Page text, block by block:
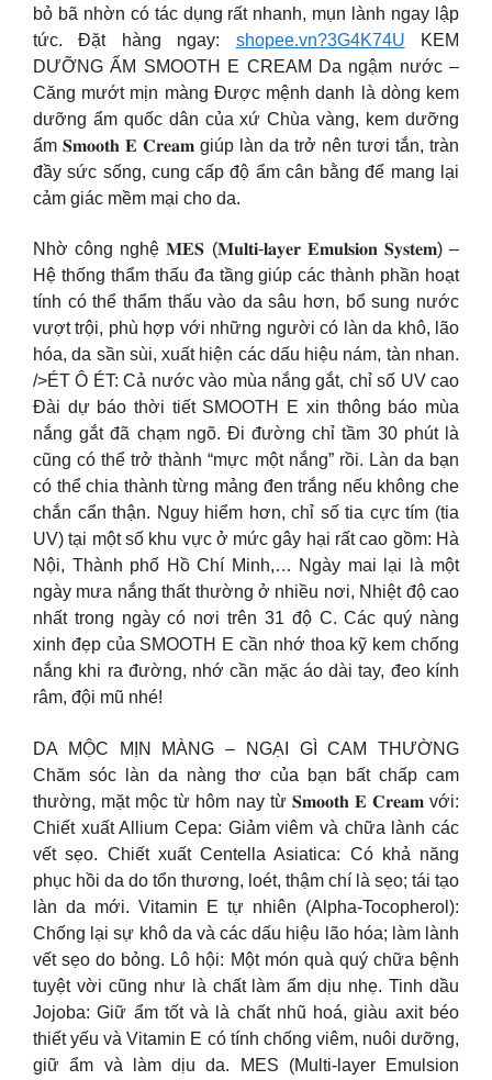
bỏ bã nhờn có tác dụng rất nhanh, mụn lành ngay lập
tức. Đặt hàng ngay: shopee.vn?3G4K74U KEM
DƯỠNG ẨM SMOOTH E CREAM Da ngậm nước –
Căng mướt mịn màng Được mệnh danh là dòng kem
dưỡng ẩm quốc dân của xứ Chùa vàng, kem dưỡng
ẩm 𝐒𝐦𝐨𝐨𝐭𝐡 𝐄 𝐂𝐫𝐞𝐚𝐦 giúp làn da trở nên tươi tắn, tràn
đầy sức sống, cung cấp độ ẩm cân bằng để mang lại
cảm giác mềm mại cho da.
Nhờ công nghệ 𝐌𝐄𝐒 (𝐌𝐮𝐥𝐭𝐢-𝐥𝐚𝐲𝐞𝐫 𝐄𝐦𝐮𝐥𝐬𝐢𝐨𝐧 𝐒𝐲𝐬𝐭𝐞𝐦) –
Hệ thống thẩm thấu đa tầng giúp các thành phần hoạt
tính có thể thẩm thấu vào da sâu hơn, bổ sung nước
vượt trội, phù hợp với những người có làn da khô, lão
hóa, da sần sùi, xuất hiện các dấu hiệu nám, tàn nhan.
/>ÉT Ô ÉT: Cả nước vào mùa nắng gắt, chỉ số UV cao
Đài dự báo thời tiết SMOOTH E xin thông báo mùa
nắng gắt đã chạm ngõ. Đi đường chỉ tầm 30 phút là
cũng có thể trở thành “mực một nắng” rồi. Làn da bạn
có thể chia thành từng mảng đen trắng nếu không che
chắn cẩn thận. Nguy hiểm hơn, chỉ số tia cực tím (tia
UV) tại một số khu vực ở mức gây hại rất cao gồm: Hà
Nội, Thành phố Hồ Chí Minh,… Ngày mai lại là một
ngày mưa nắng thất thường ở nhiều nơi, Nhiệt độ cao
nhất trong ngày có nơi trên 31 độ C. Các quý nàng
xinh đẹp của SMOOTH E cần nhớ thoa kỹ kem chống
nắng khi ra đường, nhớ cần mặc áo dài tay, đeo kính
râm, đội mũ nhé!
DA MỘC MỊN MÀNG – NGẠI GÌ CAM THƯỜNG
Chăm sóc làn da nàng thơ của bạn bất chấp cam
thường, mặt mộc từ hôm nay từ 𝐒𝐦𝐨𝐨𝐭𝐡 𝐄 𝐂𝐫𝐞𝐚𝐦 với:
Chiết xuất Allium Cepa: Giảm viêm và chữa lành các
vết sẹo. Chiết xuất Centella Asiatica: Có khả năng
phục hồi da do tổn thương, loét, thậm chí là sẹo; tái tạo
làn da mới. Vitamin E tự nhiên (Alpha-Tocopherol):
Chống lại sự khô da và các dấu hiệu lão hóa; làm lành
vết sẹo do bỏng. Lô hội: Một món quà quý chữa bệnh
tuyệt vời cũng như là chất làm ẩm dịu nhẹ. Tinh dầu
Jojoba: Giữ ẩm tốt và là chất nhũ hoá, giàu axit béo
thiết yếu và Vitamin E có tính chống viêm, nuôi dưỡng,
giữ ẩm và làm dịu da. MES (Multi-layer Emulsion